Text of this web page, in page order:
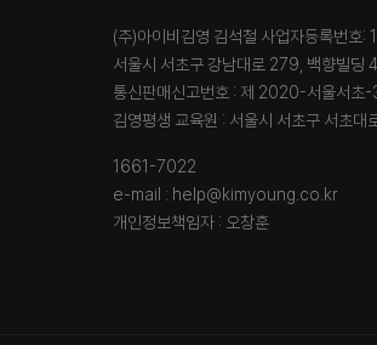
(주)아이비김영 김석철 사업자등록번
서울시 서초구 강남대로 279, 백향빌딩
통신판매신고번호 : 제 2020-서울서초-
김영평생 교육원 : 서울시 서초구 서초
1661-7022
e-mail : help@kimyoung.co.kr
개인정보책임자 : 오창훈